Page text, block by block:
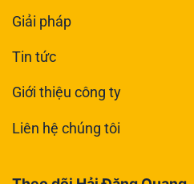
Giải pháp
Tin tức
Giới thiệu công ty
Liên hệ chúng tôi